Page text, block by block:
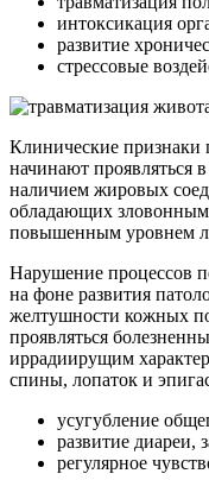
интоксикация
развитие
стрессовые
Клинические признаки
начинают проявляться
наличием жировых
обладающих
повышенным уровнем
Нарушение процессов
на фоне развития
желтушности кожных
проявляться
иррадиирущим
спины, лопаток и
усугубление
развитие диареи,
регулярное